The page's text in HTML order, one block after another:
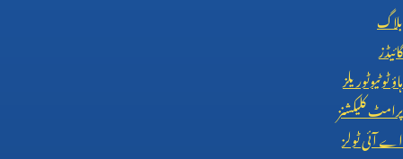
بلاگ
گائیڈز
ہاؤ ٹو ٹیوٹوریلز
پرامٹ کلیکشنز
اے آئی ٹولز